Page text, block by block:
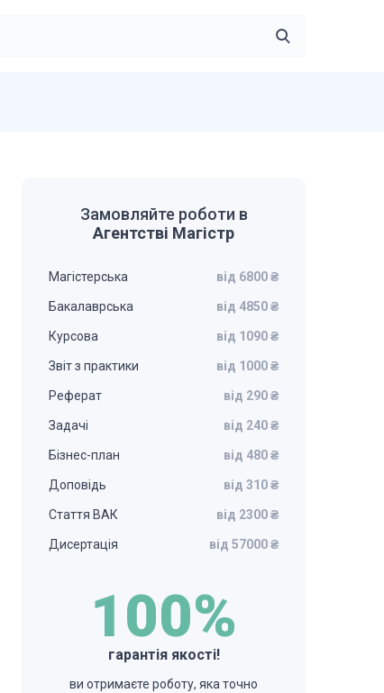
Замовляйте роботи в
Агентстві Магістр
Магістерська від 6800 ₴
Бакалаврська від 4850 ₴
Курсова від 1090 ₴
Звіт з практики від 1000 ₴
Реферат від 290 ₴
Задачі від 240 ₴
Бізнес-план від 480 ₴
Доповідь від 310 ₴
Стаття ВАК від 2300 ₴
Дисертація від 57000 ₴
100%
гарантія якості!
ви отримаєте роботу, яка точно